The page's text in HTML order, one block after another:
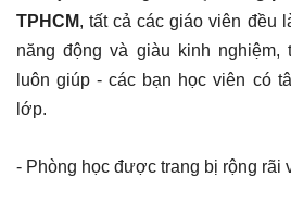
TPHCM, tất cả các giáo viên đều
năng động và giàu kinh nghiệm,
luôn giúp - các bạn học viên có
lớp.
- Phòng học được trang bị rộng rãi